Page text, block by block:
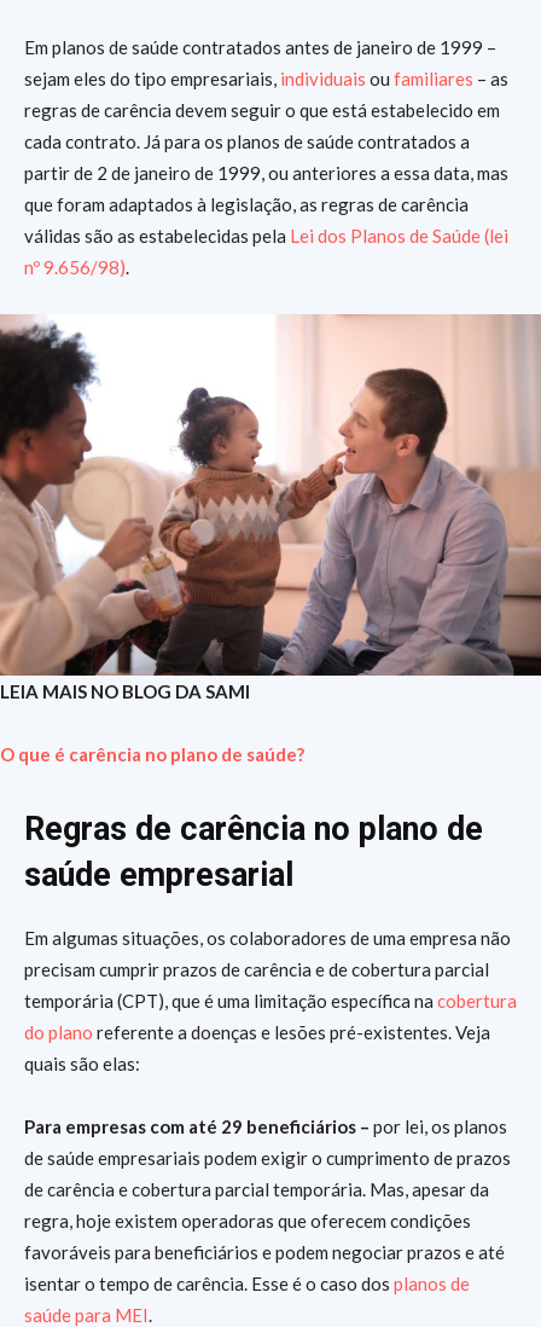
Em planos de saúde contratados antes de janeiro de 1999 –
sejam eles do tipo empresariais, individuais ou familiares – as
regras de carência devem seguir o que está estabelecido em
cada contrato. Já para os planos de saúde contratados a
partir de 2 de janeiro de 1999, ou anteriores a essa data, mas
que foram adaptados à legislação, as regras de carência
válidas são as estabelecidas pela Lei dos Planos de Saúde (lei
nº 9.656/98).
LEIA MAIS NO BLOG DA SAMI
O que é carência no plano de saúde?
Regras de carência no plano de
saúde empresarial
Em algumas situações, os colaboradores de uma empresa não
precisam cumprir prazos de carência e de cobertura parcial
temporária (CPT), que é uma limitação específica na cobertura
do plano referente a doenças e lesões pré-existentes. Veja
quais são elas:
Para empresas com até 29 beneficiários – por lei, os planos
de saúde empresariais podem exigir o cumprimento de prazos
de carência e cobertura parcial temporária. Mas, apesar da
regra, hoje existem operadoras que oferecem condições
favoráveis para beneficiários e podem negociar prazos e até
isentar o tempo de carência. Esse é o caso dos planos de
saúde para MEI